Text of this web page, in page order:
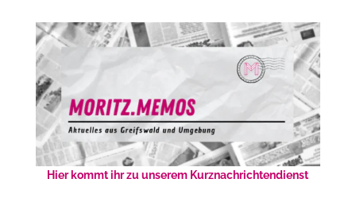
Hier kommt ihr zu unserem Kurznachrichtendienst